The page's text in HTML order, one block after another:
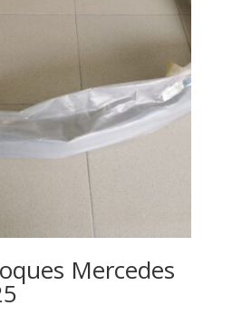
Mercedes